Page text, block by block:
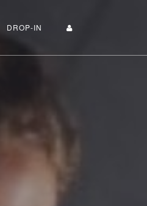
DROP-IN